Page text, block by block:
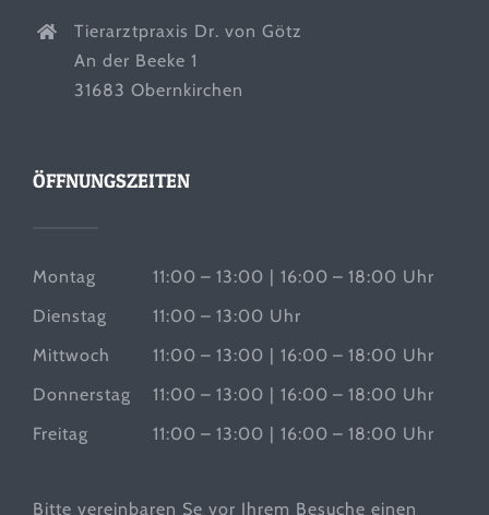
Tierarztpraxis Dr. von Götz
An der Beeke 1
31683 Obernkirchen
ÖFFNUNGSZEITEN
Montag
11:00 – 13:00 | 16:00 – 18:00 Uhr
Dienstag
11:00 – 13:00 Uhr
Mittwoch
11:00 – 13:00 | 16:00 – 18:00 Uhr
Donnerstag
11:00 – 13:00 | 16:00 – 18:00 Uhr
Freitag
11:00 – 13:00 | 16:00 – 18:00 Uhr
Bitte vereinbaren Se vor Ihrem Besuche einen